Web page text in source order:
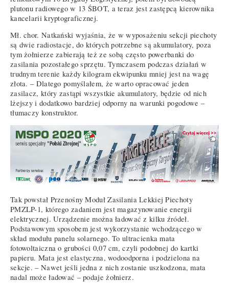
plutonu radiowego w 13 ŚBOT, a teraz jest zastępcą kierownika
kancelarii kryptograficznej.
Mł. chor. Natkański wyjaśnia, że w wyposażeniu sekcji piechoty
są dwie radiostacje, do których potrzebne są akumulatory, poza
tym żołnierze zabierają też ze sobą często powerbanki do
zasilania pozostałego sprzętu. Tymczasem podczas działań w
trudnym terenie każdy kilogram ekwipunku mniej jest na wagę
złota. – Dlatego pomyślałem, że warto opracować jeden
zasilacz, który zastąpi wszystkie akumulatory, będzie od nich
lżejszy i dodatkowo bardziej odporny na warunki pogodowe –
tłumaczy konstruktor.
Tak powstał Przenośny Moduł Zasilania Lekkiej Piechoty
PMZLP-1, którego zadaniem jest magazynowanie energii
elektrycznej. Urządzenie można ładować z kilku źródeł.
Podstawowym sposobem jest wykorzystanie wchodzącego w
skład modułu panelu solarnego. To ultracienka mata
fotowoltaiczna o grubości 0,07 cm, czyli podobnej do kartki
papieru. Mata jest elastyczna, wodoodporna i podzielona na
sekcje. – Nawet jeśli jedna z nich zostanie uszkodzona, mata
nadal może ładować – podaje żołnierz.